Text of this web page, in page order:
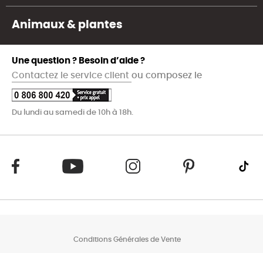
Animaux & plantes
Une question ? Besoin d’aide ?
Contactez le service client ou composez le
Du lundi au samedi de 10h à 18h.
Conditions Générales de Vente